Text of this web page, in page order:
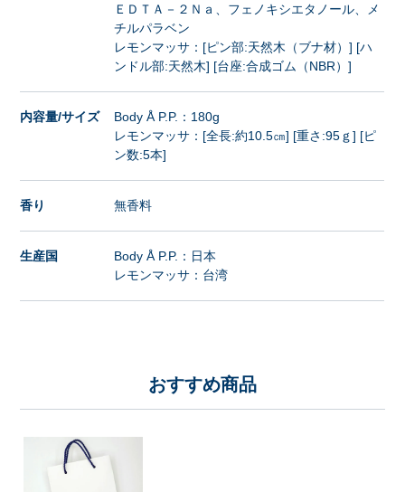
ＥＤＴＡ－２Ｎａ、フェノキシエタノール、メ
チルパラベン
レモンマッサ：[ピン部:天然木（ブナ材）] [ハ
ンドル部:天然木] [台座:合成ゴム（NBR）]
内容量/サイズ
Body Å P.P.：180g
レモンマッサ：[全長:約10.5㎝] [重さ:95ｇ] [ピ
ン数:5本]
香り 無香料
生産国
Body Å P.P.：日本
レモンマッサ：台湾
おすすめ商品